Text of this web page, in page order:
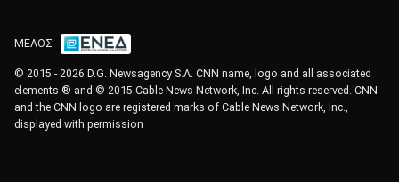
ΜΕΛΟΣ
© 2015 - 2026 D.G. Newsagency S.A. CNN name, logo and all associated
elements ® and © 2015 Cable News Network, Inc. All rights reserved. CNN
and the CNN logo are registered marks of Cable News Network, Inc.,
displayed with permission